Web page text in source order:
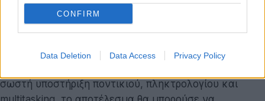
CONFIRM
Data Deletion Data Access Privacy Policy
οικοσύστημα εφαρμογών που τρέχουν φυσικά σε
ARM αρχιτεκτονική – ακριβώς το περιβάλλον στο
διαπρέπουν. Αν η Google καταφέρει να προσαρμόσει
σωστή υποστήριξη ποντικιού, πληκτρολογίου και